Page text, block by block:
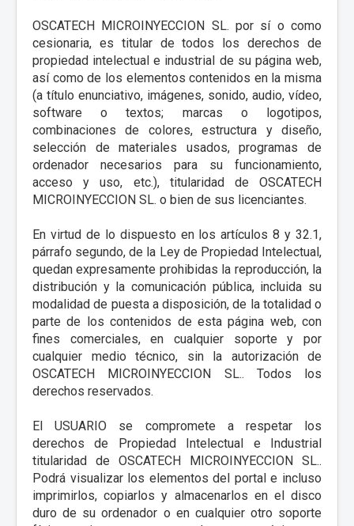
OSCATECH MICROINYECCION SL. por sí o como
cesionaria, es titular de todos los derechos de
propiedad intelectual e industrial de su página web,
así como de los elementos contenidos en la misma
(a título enunciativo, imágenes, sonido, audio, vídeo,
software o textos; marcas o logotipos,
combinaciones de colores, estructura y diseño,
selección de materiales usados, programas de
ordenador necesarios para su funcionamiento,
acceso y uso, etc.), titularidad de OSCATECH
MICROINYECCION SL. o bien de sus licenciantes.
En virtud de lo dispuesto en los artículos 8 y 32.1,
párrafo segundo, de la Ley de Propiedad Intelectual,
quedan expresamente prohibidas la reproducción, la
distribución y la comunicación pública, incluida su
modalidad de puesta a disposición, de la totalidad o
parte de los contenidos de esta página web, con
fines comerciales, en cualquier soporte y por
cualquier medio técnico, sin la autorización de
OSCATECH MICROINYECCION SL.. Todos los
derechos reservados.
El USUARIO se compromete a respetar los
derechos de Propiedad Intelectual e Industrial
titularidad de OSCATECH MICROINYECCION SL..
Podrá visualizar los elementos del portal e incluso
imprimirlos, copiarlos y almacenarlos en el disco
duro de su ordenador o en cualquier otro soporte